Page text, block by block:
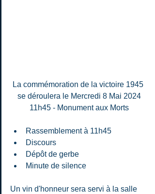
La commémoration de la victoire 1945
se déroulera le Mercredi 8 Mai 2024
11h45 - Monument aux Morts
Rassemblement à 11h45
Discours
Dépôt de gerbe
Minute de silence
Un vin d'honneur sera servi à la salle